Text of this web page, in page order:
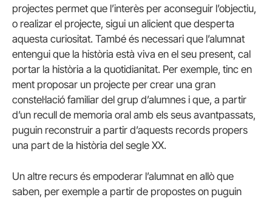
projectes permet que l’interès per aconseguir l’objectiu,
o realizar el projecte, sigui un alicient que desperta
aquesta curiositat. També és necessari que l’alumnat
entengui que la història està viva en el seu present, cal
portar la història a la quotidianitat. Per exemple, tinc en
ment proposar un projecte per crear una gran
constel·lació familiar del grup d’alumnes i que, a partir
d’un recull de memoria oral amb els seus avantpassats,
puguin reconstruir a partir d’aquests records propers
una part de la història del segle XX.
Un altre recurs és empoderar l’alumnat en allò que
saben, per exemple a partir de propostes on puguin